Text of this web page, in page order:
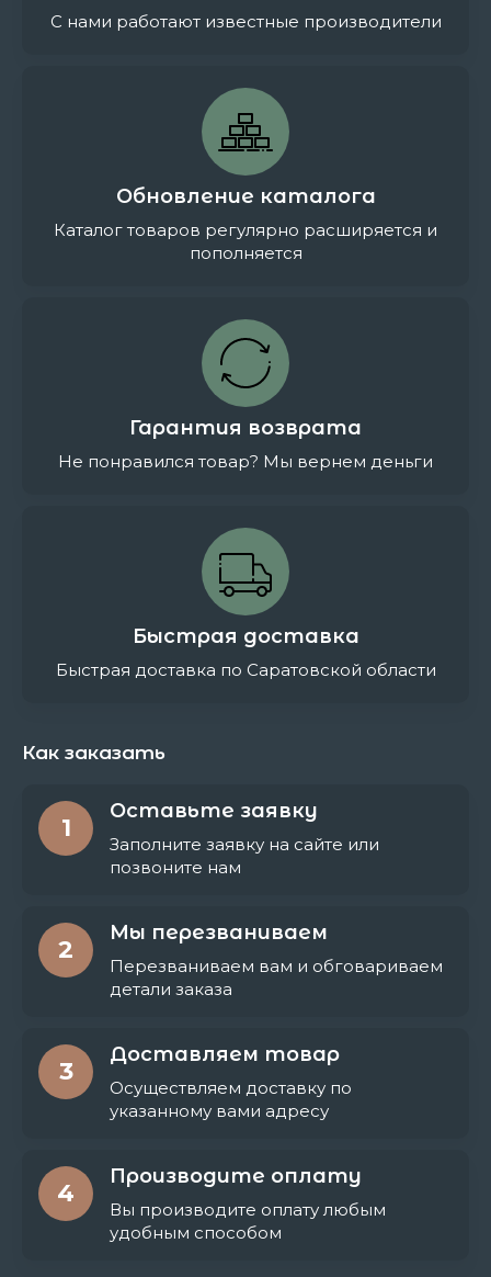
С нами работают известные производители
Обновление каталога
Каталог товаров регулярно расширяется и
пополняется
Гарантия возврата
Не понравился товар? Мы вернем деньги
Быстрая доставка
Быстрая доставка по Саратовской области
Как заказать
1
Оставьте заявку
Заполните заявку на сайте или
позвоните нам
2
Мы перезваниваем
Перезваниваем вам и обговариваем
детали заказа
3
Доставляем товар
Осуществляем доставку по
указанному вами адресу
4
Производите оплату
Вы производите оплату любым
удобным способом